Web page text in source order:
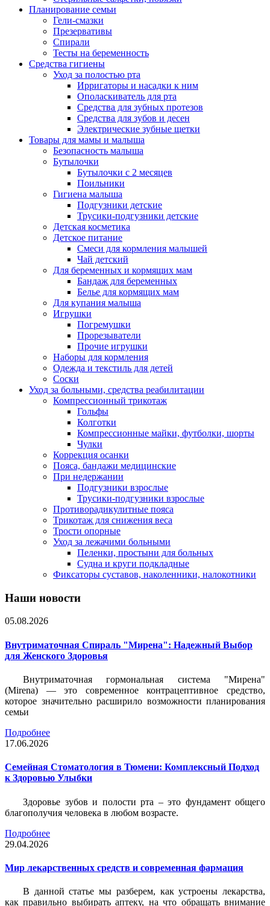
Планирование семьи
Гели-смазки
Презервативы
Спирали
Тесты на беременность
Средства гигиены
Уход за полостью рта
Ирригаторы и насадки к ним
Ополаскиватель для рта
Средства для зубных протезов
Средства для зубов и десен
Электрические зубные щетки
Товары для мамы и малыша
Безопасность малыша
Бутылочки
Бутылочки с 2 месяцев
Поильники
Гигиена малыша
Подгузники детские
Трусики-подгузники детские
Детская косметика
Детское питание
Смеси для кормления малышей
Чай детский
Для беременных и кормящих мам
Бандаж для беременных
Белье для кормящих мам
Для купания малыша
Игрушки
Погремушки
Прорезыватели
Прочие игрушки
Наборы для кормления
Одежда и текстиль для детей
Соски
Уход за больными, средства реабилитации
Компрессионный трикотаж
Гольфы
Колготки
Компрессионные майки, футболки, шорты
Чулки
Коррекция осанки
Пояса, бандажи медицинские
При недержании
Подгузники взрослые
Трусики-подгузники взрослые
Противорадикулитные пояса
Трикотаж для снижения веса
Трости опорные
Уход за лежачими больными
Пеленки, простыни для больных
Судна и круги подкладные
Фиксаторы суставов, наколенники, налокотники
Наши новости
05.08.2026
Внутриматочная Спираль "Мирена": Надежный Выбор
для Женского Здоровья
Внутриматочная гормональная система "Мирена"
(Mirena) — это современное контрацептивное средство,
которое значительно расширило возможности планирования
семьи
Подробнее
17.06.2026
Семейная Стоматология в Тюмени: Комплексный Подход
к Здоровью Улыбки
Здоровье зубов и полости рта – это фундамент общего
благополучия человека в любом возрасте.
Подробнее
29.04.2026
Мир лекарственных средств и современная фармация
В данной статье мы разберем, как устроены лекарства,
как правильно выбирать аптеку, на что обращать внимание